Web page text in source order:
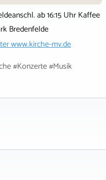
ab 16:15 Uhr Kaffee
Bredenfelde
www.kirche-mv.de
#Konzerte #Musik